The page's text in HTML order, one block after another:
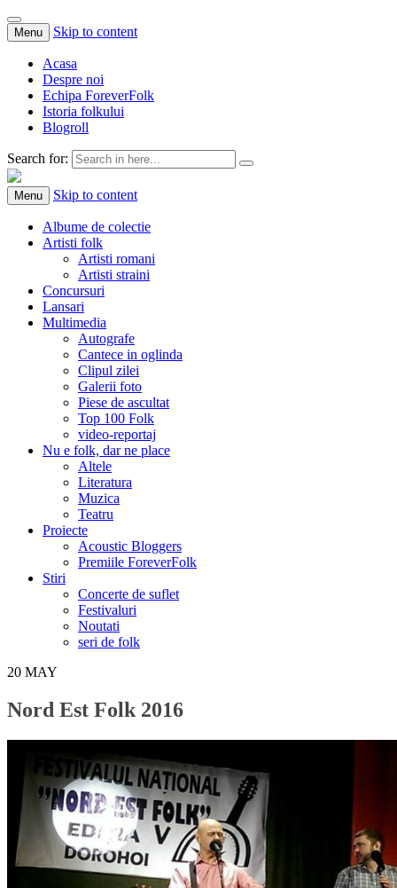
Menu Skip to content
Acasa
Despre noi
Echipa ForeverFolk
Istoria folkului
Blogroll
Search for:
ForeverFolk
Muzica sufletului tau
Menu Skip to content
Albume de colectie
Artisti folk
Artisti romani
Artisti straini
Concursuri
Lansari
Multimedia
Autografe
Cantece in oglinda
Clipul zilei
Galerii foto
Piese de ascultat
Top 100 Folk
video-reportaj
Nu e folk, dar ne place
Altele
Literatura
Muzica
Teatru
Proiecte
Acoustic Bloggers
Premiile ForeverFolk
Stiri
Concerte de suflet
Festivaluri
Noutati
seri de folk
20 MAY
Nord Est Folk 2016